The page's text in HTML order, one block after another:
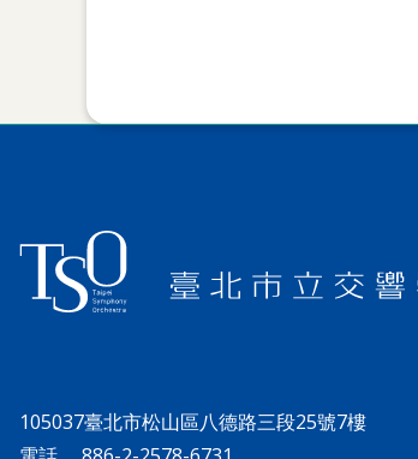
105037臺北市松山區八德路三段25號7樓